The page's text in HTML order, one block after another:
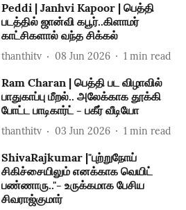
Peddi | Janhvi Kapoor | பெத்தி
படத்தில் ஜான்வி கபூர்..கிளாமர்
காட்சிகளால் வந்த சிக்கல்
thanthitv 08 Jun 2026 1 min read
Ram Charan | பெத்தி பட விழாவில்
பாதுகாப்பு மீறல்.. அலேக்காக தூக்கி
போட்ட பாடிகார்ட் - பகீர் வீடியோ
thanthitv 03 Jun 2026 1 min read
ShivaRajkumar |"புற்றுநோய்
சிகிச்சையிலும் எனக்காக வெயிட்
பண்ணாரு.."- உருக்கமாக பேசிய
சிவராஜ்குமார்